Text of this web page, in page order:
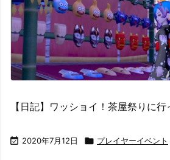
【日記】ワッショイ！茶屋祭りに行
 2020年7月12日  プレイヤーイベント